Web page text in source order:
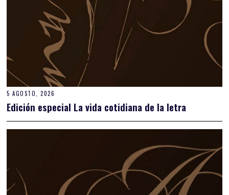
5 AGOSTO, 2026
Edición especial La vida cotidiana de la letra